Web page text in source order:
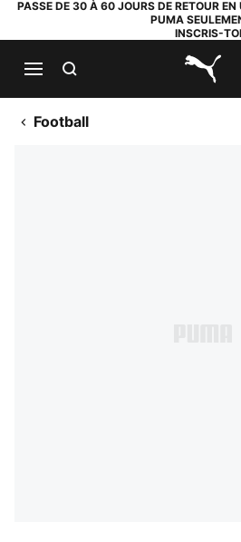
PASSE DE 30 À 60 JOURS DE RETOUR
PUMA
INSCRIS-TOI
Football